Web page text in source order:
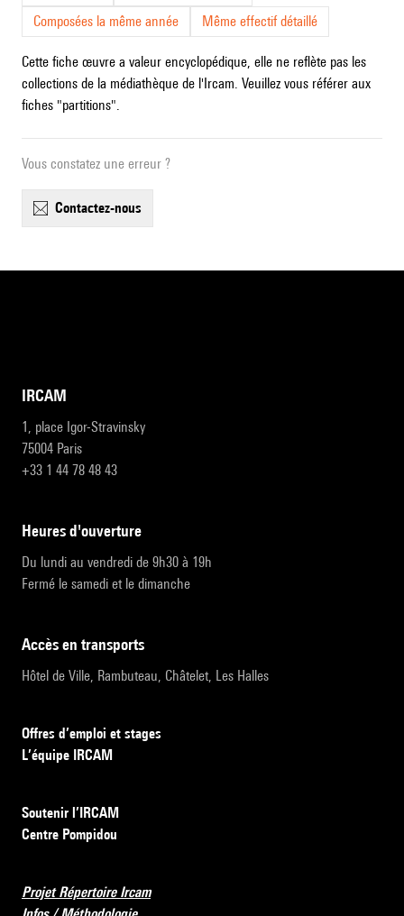
Composées la même année
Même effectif détaillé
Cette fiche œuvre a valeur encyclopédique, elle ne reflète pas les
collections de la médiathèque de l'Ircam. Veuillez vous référer aux
fiches "partitions".
Vous constatez une erreur ?
contactez-nous
IRCAM
1, place Igor-Stravinsky
75004 Paris
+33 1 44 78 48 43
heures d'ouverture
Du lundi au vendredi de 9h30 à 19h
Fermé le samedi et le dimanche
accès en transports
Hôtel de Ville, Rambuteau, Châtelet, Les Halles
Offres d’emploi et stages
L’équipe IRCAM
Soutenir l’IRCAM
Centre Pompidou
Projet Répertoire Ircam